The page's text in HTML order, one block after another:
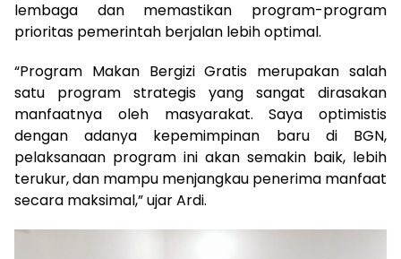
lembaga dan memastikan program-program
prioritas pemerintah berjalan lebih optimal.
“Program Makan Bergizi Gratis merupakan salah
satu program strategis yang sangat dirasakan
manfaatnya oleh masyarakat. Saya optimistis
dengan adanya kepemimpinan baru di BGN,
pelaksanaan program ini akan semakin baik, lebih
terukur, dan mampu menjangkau penerima manfaat
secara maksimal,” ujar Ardi.